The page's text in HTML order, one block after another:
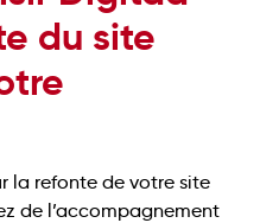
du site
la refonte de votre site
de l’accompagnement